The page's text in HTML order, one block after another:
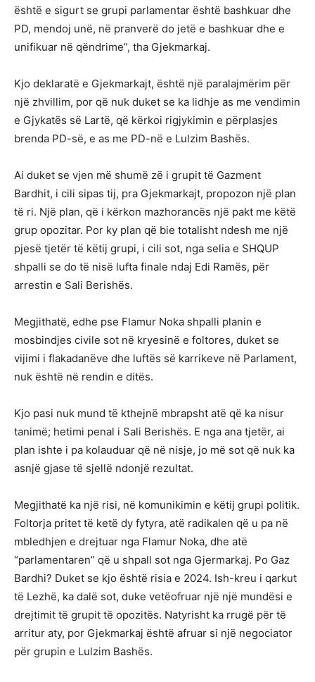
është e sigurt se grupi parlamentar është bashkuar dhe
PD, mendoj unë, në pranverë do jetë e bashkuar dhe e
unifikuar në qëndrime”, tha Gjekmarkaj.
Kjo deklaratë e Gjekmarkajt, është një paralajmërim për
një zhvillim, por që nuk duket se ka lidhje as me vendimin
e Gjykatës së Lartë, që kërkoi rigjykimin e përplasjes
brenda PD-së, e as me PD-në e Lulzim Bashës.
Ai duket se vjen më shumë zë i grupit të Gazment
Bardhit, i cili sipas tij, pra Gjekmarkajt, propozon një plan
të ri. Një plan, që i kërkon mazhorancës një pakt me këtë
grup opozitar. Por ky plan që bie totalisht ndesh me një
pjesë tjetër të këtij grupi, i cili sot, nga selia e SHQUP
shpalli se do të nisë lufta finale ndaj Edi Ramës, për
arrestin e Sali Berishës.
Megjithatë, edhe pse Flamur Noka shpalli planin e
mosbindjes civile sot në kryesinë e foltores, duket se
vijimi i flakadanëve dhe luftës së karrikeve në Parlament,
nuk është në rendin e ditës.
Kjo pasi nuk mund të kthejnë mbrapsht atë që ka nisur
tanimë; hetimi penal i Sali Berishës. E nga ana tjetër, ai
plan ishte i pa kolauduar që në nisje, jo më sot që nuk ka
asnjë gjase të sjellë ndonjë rezultat.
Megjithatë ka një risi, në komunikimin e këtij grupi politik.
Foltorja pritet të ketë dy fytyra, atë radikalen që u pa në
mbledhjen e drejtuar nga Flamur Noka, dhe atë
“parlamentaren” që u shpall sot nga Gjermarkaj. Po Gaz
Bardhi? Duket se kjo është risia e 2024. Ish-kreu i qarkut
të Lezhë, ka dalë sot, duke vetëofruar një një mundësi e
drejtimit të grupit të opozitës. Natyrisht ka rrugë për të
arritur aty, por Gjekmarkaj është afruar si një negociator
për grupin e Lulzim Bashës.